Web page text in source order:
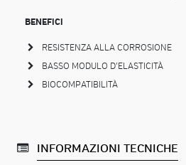
BENEFICI
RESISTENZA ALLA CORROSIONE
BASSO MODULO D'ELASTICITÀ
BIOCOMPATIBILITÀ
INFORMAZIONI TECNICHE